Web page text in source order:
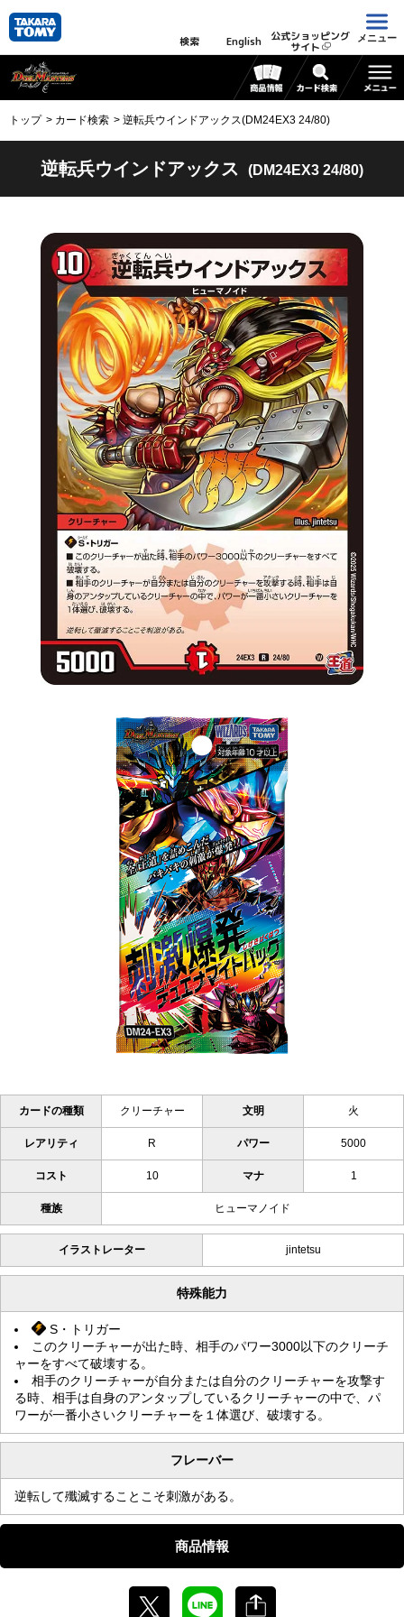
検索 English 公式ショッピング
サイト
メニュー
トップ カード検索 逆転兵ウインドアックス(DM24EX3 24/80)
逆転兵ウインドアックス (DM24EX3 24/80)
カードの種類 クリーチャー 文明 火
レアリティ R パワー 5000
コスト 10 マナ 1
種族 ヒューマノイド
イラストレーター jintetsu
特殊能力
S・トリガー
このクリーチャーが出た時、相手のパワー3000以下のクリーチ
ャーをすべて破壊する。
相手のクリーチャーが自分または自分のクリーチャーを攻撃す
る時、相手は自身のアンタップしているクリーチャーの中で、パ
ワーが一番小さいクリーチャーを１体選び、破壊する。
フレーバー
逆転して殲滅することこそ刺激がある。
商品情報